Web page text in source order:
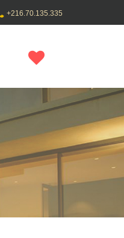
+216.70.135.335